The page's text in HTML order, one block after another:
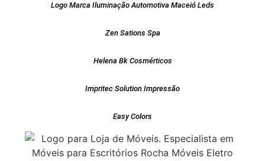
Logo Marca Iluminação Automotiva Maceió Leds
Zen Sations Spa
Helena Bk Cosmérticos
Impritec Solution Impressão
Easy Colors